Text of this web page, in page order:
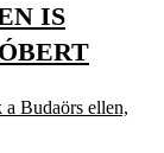
IS
Budaörs ellen,